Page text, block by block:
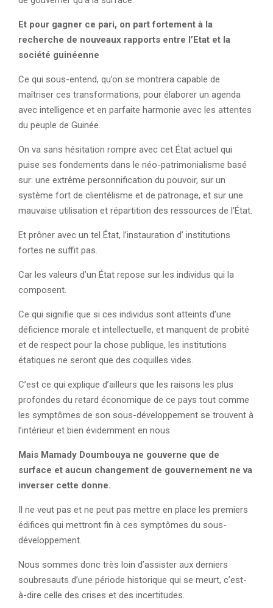
Et pour gagner ce pari, on part fortement à la
recherche de nouveaux rapports entre l’Etat et la
société guinéenne
Ce qui sous-entend, qu’on se montrera capable de
maîtriser ces transformations, pour élaborer un agenda
avec intelligence et en parfaite harmonie avec les attentes
du peuple de Guinée.
On va sans hésitation rompre avec cet État actuel qui
puise ses fondements dans le néo-patrimonialisme basé
sur: une extrême personnification du pouvoir, sur un
système fort de clientélisme et de patronage, et sur une
mauvaise utilisation et répartition des ressources de l’État.
Et prôner avec un tel État, l’instauration d’ institutions
fortes ne suffit pas.
Car les valeurs d’un État repose sur les individus qui la
composent.
Ce qui signifie que si ces individus sont atteints d’une
déficience morale et intellectuelle, et manquent de probité
et de respect pour la chose publique, les institutions
étatiques ne seront que des coquilles vides.
C’est ce qui explique d’ailleurs que les raisons les plus
profondes du retard économique de ce pays tout comme
les symptômes de son sous-développement se trouvent à
l’intérieur et bien évidemment en nous.
Mais Mamady Doumbouya ne gouverne que de
surface et aucun changement de gouvernement ne va
inverser cette donne.
Il ne veut pas et ne peut pas mettre en place les premiers
édifices qui mettront fin à ces symptômes du sous-
développement.
Nous sommes donc très loin d’assister aux derniers
soubresauts d’une période historique qui se meurt, c’est-
à-dire celle des crises et des incertitudes.